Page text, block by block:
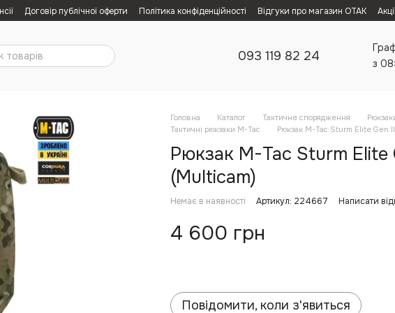
Договір публічної оферти Політика конфіденційності Відгуки про магазин ОТАК
093 119 82 24
з
Головна Каталог Тактичне спорядження
Тактичні рюкзаки M-Tac
Рюкзак M-Tac Sturm Elite
Рюкзак M-Tac Sturm Elite
(Multicam)
Немає в наявності Артикул: 224667 Написати
4 600 грн
Повідомити, коли з'явиться